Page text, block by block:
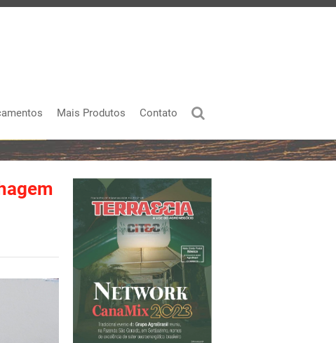
Mais Produtos Contato